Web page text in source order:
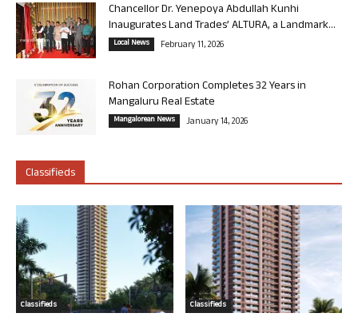
Chancellor Dr. Yenepoya Abdullah Kunhi
Inaugurates Land Trades’ ALTURA, a Landmark...
Local News February 11, 2026
Rohan Corporation Completes 32 Years in
Mangaluru Real Estate
Mangalorean News January 14, 2026
Classifieds
Classifieds Classifieds